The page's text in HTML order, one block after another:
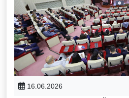
16.06.2026